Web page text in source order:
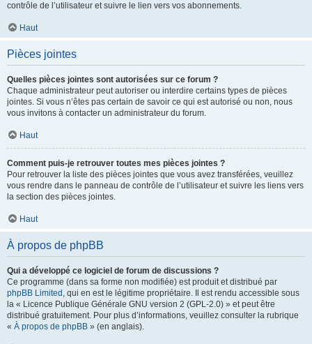
contrôle de l’utilisateur et suivre le lien vers vos abonnements.
Haut
Pièces jointes
Quelles pièces jointes sont autorisées sur ce forum ?
Chaque administrateur peut autoriser ou interdire certains types de pièces
jointes. Si vous n’êtes pas certain de savoir ce qui est autorisé ou non, nous
vous invitons à contacter un administrateur du forum.
Haut
Comment puis-je retrouver toutes mes pièces jointes ?
Pour retrouver la liste des pièces jointes que vous avez transférées, veuillez
vous rendre dans le panneau de contrôle de l’utilisateur et suivre les liens vers
la section des pièces jointes.
Haut
À propos de phpBB
Qui a développé ce logiciel de forum de discussions ?
Ce programme (dans sa forme non modifiée) est produit et distribué par
phpBB Limited , qui en est le légitime propriétaire. Il est rendu accessible sous
la « Licence Publique Générale GNU version 2 (GPL-2.0) » et peut être
distribué gratuitement. Pour plus d’informations, veuillez consulter la rubrique
« À propos de phpBB » (en anglais).